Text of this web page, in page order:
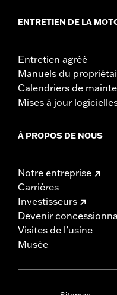
ENTRETIEN DE LA
Entretien agréé
Manuels du
Calendriers de
Mises à jour
À PROPOS DE NOUS
Notre entreprise
Carrières
Investisseurs
Devenir
Visites de l’usine
Musée